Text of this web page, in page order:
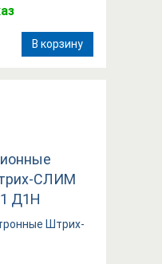
В корзину
Штрих-